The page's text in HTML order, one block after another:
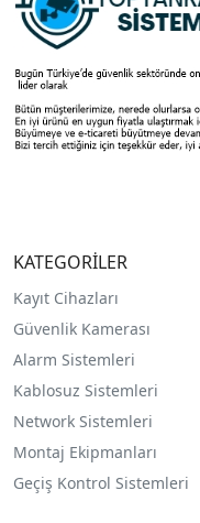
KATEGORİLER
Kayıt Cihazları
Güvenlik Kamerası
Alarm Sistemleri
Kablosuz Sistemleri
Network Sistemleri
Montaj Ekipmanları
Geçiş Kontrol Sistemleri